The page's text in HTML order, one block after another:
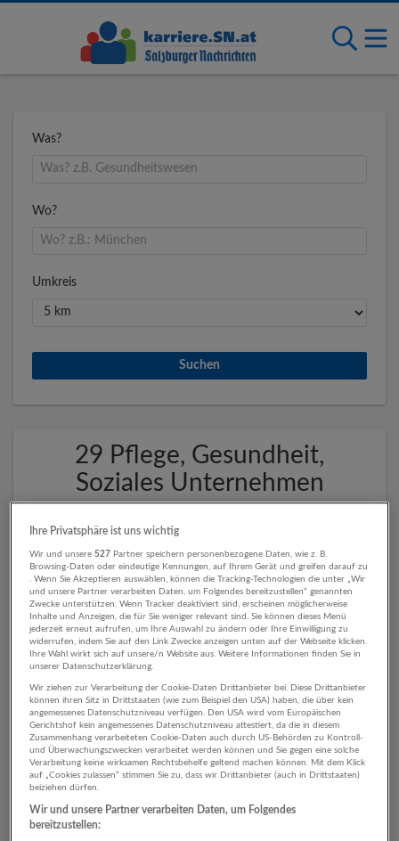
Was?
Wo?
Umkreis
29 Pflege, Gesundheit,
Soziales Unternehmen
Apleona Infra Services GmbH
Oberhausen,Deutschland
Sonstige Dienstleistungen | Beherbergung und Gastronomie |
Gesundheitswesen
Ihre Privatsphäre ist uns wichtig
Wir und unsere 527 Partner speichern personenbezogene Daten, wie z. B.
Browsing-Daten oder eindeutige Kennungen, auf Ihrem Gerät und greifen darauf zu
. Wenn Sie Akzeptieren auswählen, können die Tracking-Technologien die unter „Wir
und unsere Partner verarbeiten Daten, um Folgendes bereitzustellen“ genannten
Zwecke unterstützen. Wenn Tracker deaktiviert sind, erscheinen möglicherweise
Inhalte und Anzeigen, die für Sie weniger relevant sind. Sie können dieses Menü
jederzeit erneut aufrufen, um Ihre Auswahl zu ändern oder Ihre Einwilligung zu
widerrufen, indem Sie auf den Link Zwecke anzeigen unten auf der Webseite klicken.
Ihre Wahl wirkt sich auf unsere/n Website aus. Weitere Informationen finden Sie in
unserer Datenschutzerklärung.
Wir ziehen zur Verarbeitung der Cookie-Daten Drittanbieter bei. Diese Drittanbieter
können ihren Sitz in Drittstaaten (wie zum Beispiel den USA) haben, die über kein
angemessenes Datenschutzniveau verfügen. Den USA wird vom Europäischen
Gerichtshof kein angemessenes Datenschutzniveau attestiert, da die in diesem
Zusammenhang verarbeiteten Cookie-Daten auch durch US-Behörden zu Kontroll-
und Überwachungszwecken verarbeitet werden können und Sie gegen eine solche
Verarbeitung keine wirksamen Rechtsbehelfe geltend machen können. Mit dem Klick
auf „Cookies zulassen“ stimmen Sie zu, dass wir Drittanbieter (auch in Drittstaaten)
beiziehen dürfen.
Wir und unsere Partner verarbeiten Daten, um Folgendes
bereitzustellen: